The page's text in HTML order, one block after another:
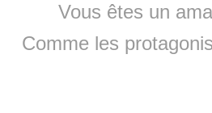
Vous êtes un
Comme les